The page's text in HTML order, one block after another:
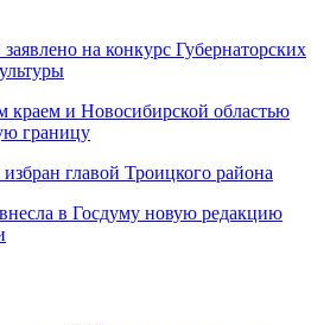
на конкурс Губернаторских
и Новосибирской областью
границу
главой Троицкого района
в Госдуму новую редакцию